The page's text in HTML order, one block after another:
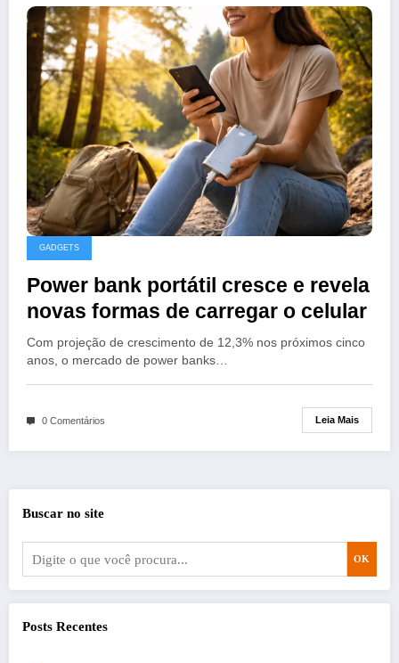
GADGETS
Power bank portátil cresce e revela
novas formas de carregar o celular
Com projeção de crescimento de 12,3% nos próximos cinco
anos, o mercado de power banks…
0 Comentários Leia Mais
Buscar no site
OK
Posts Recentes